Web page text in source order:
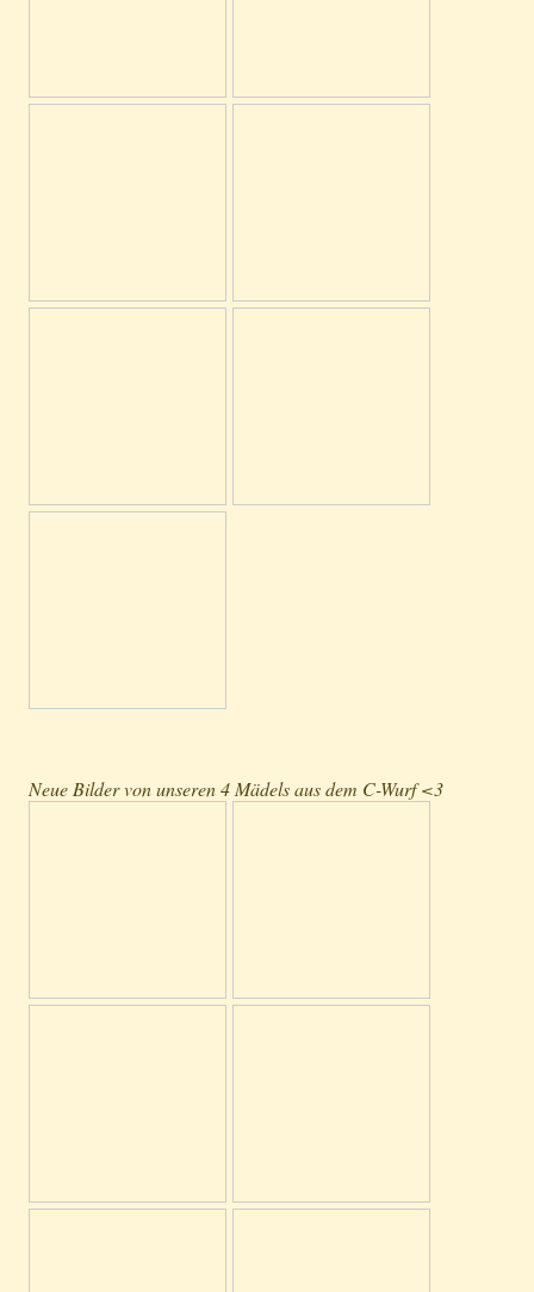
Neue Bilder von unseren 4 Mädels aus dem C-Wurf <3